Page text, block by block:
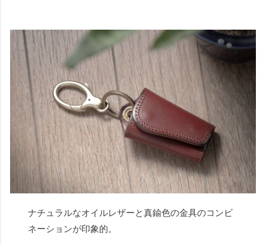
ナチュラルなオイルレザーと真鍮色の金具のコンビ
ネーションが印象的。